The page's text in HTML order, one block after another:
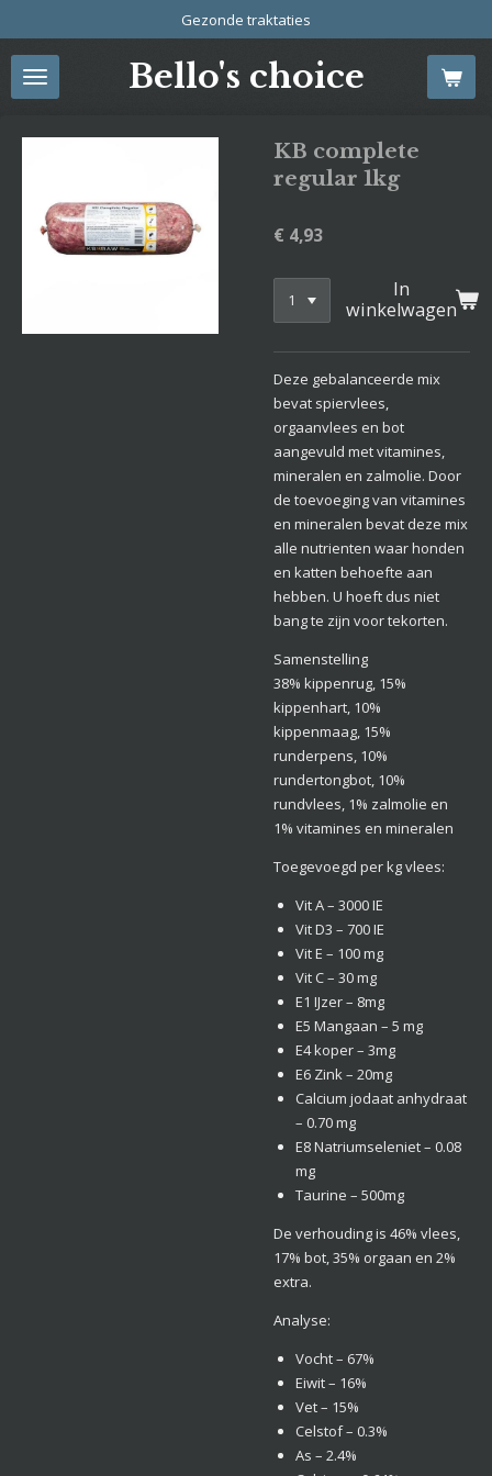
naar
de
Bello's choice
Gezonde traktaties
KB complete
regular 1kg
€ 4,93
In
winkelwagen
Deze gebalanceerde mix
bevat spiervlees,
orgaanvlees en bot
aangevuld met vitamines,
mineralen en zalmolie. Door
de toevoeging van vitamines
en mineralen bevat deze mix
alle nutrienten waar honden
en katten behoefte aan
hebben. U hoeft dus niet
bang te zijn voor tekorten.
Samenstelling
38% kippenrug, 15%
kippenhart, 10%
kippenmaag, 15%
runderpens, 10%
rundertongbot, 10%
rundvlees, 1% zalmolie en
1% vitamines en mineralen
Toegevoegd per kg vlees:
Vit A – 3000 IE
Vit D3 – 700 IE
Vit E – 100 mg
Vit C – 30 mg
E1 IJzer – 8mg
E5 Mangaan – 5 mg
E4 koper – 3mg
E6 Zink – 20mg
Calcium jodaat anhydraat
– 0.70 mg
E8 Natriumseleniet – 0.08
mg
Taurine – 500mg
De verhouding is 46% vlees,
17% bot, 35% orgaan en 2%
extra.
Analyse:
Vocht – 67%
Eiwit – 16%
Vet – 15%
Celstof – 0.3%
As – 2.4%